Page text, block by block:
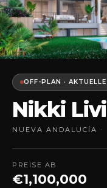
OFF-PLAN ·
Nikki
NUEVA ANDALUCÍA ·
PREISE AB
€1,100,000